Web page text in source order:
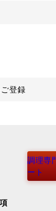
登録
調理専
ート